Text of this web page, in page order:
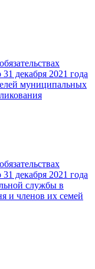
декабря 2021 года
муниципальных
декабря 2021 года
службы в
и членов их семей